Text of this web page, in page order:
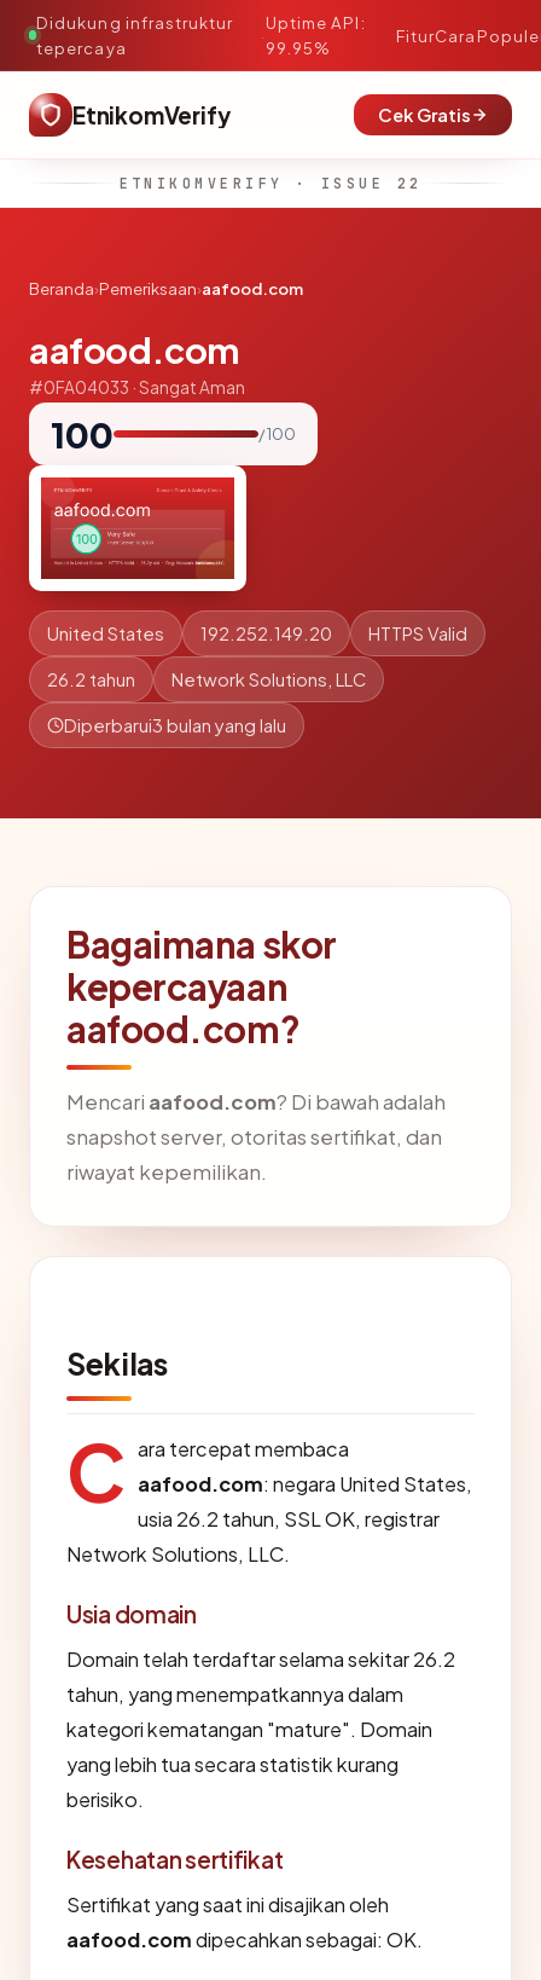
Didukung infrastruktur
tepercaya
·
Uptime API:
99.95%
FiturCara
EtnikomVerify Cek Gratis
ETNIKOMVERIFY · ISSUE 22
Beranda›Pemeriksaan›aafood.com
aafood.com
#0FA04033 · Sangat Aman
100 / 100
United States 192.252.149.20 HTTPS Valid
26.2 tahun Network Solutions, LLC
Diperbarui3 bulan yang lalu
Bagaimana skor
kepercayaan
aafood.com?
Mencari aafood.com? Di bawah adalah
snapshot server, otoritas sertifikat, dan
riwayat kepemilikan.
Sekilas
C ara tercepat membaca
aafood.com: negara United States,
usia 26.2 tahun, SSL OK, registrar
Network Solutions, LLC.
Usia domain
Domain telah terdaftar selama sekitar 26.2
tahun, yang menempatkannya dalam
kategori kematangan "mature". Domain
yang lebih tua secara statistik kurang
berisiko.
Kesehatan sertifikat
Sertifikat yang saat ini disajikan oleh
aafood.comdipecahkan sebagai: OK.